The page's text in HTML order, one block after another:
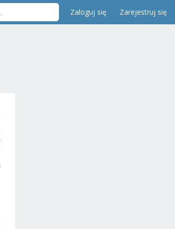
Zaloguj się Zarejestruj się